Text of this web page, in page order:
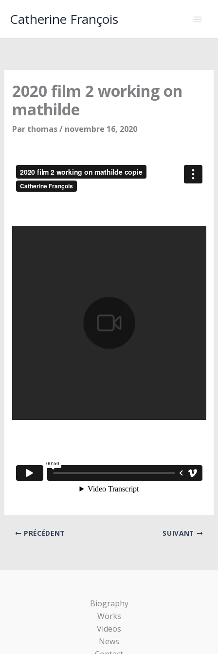
Catherine François
2020 film 2 working on
mathilde
Par thomas/ novembre 16, 2020
PRÉCÉDENT SUIVANT
Biography
Works
Videos
News